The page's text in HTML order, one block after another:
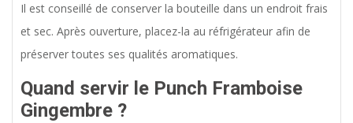
Il est conseillé de conserver la bouteille dans un endroit frais
et sec. Après ouverture, placez-la au réfrigérateur afin de
préserver toutes ses qualités aromatiques.
Quand servir le Punch Framboise
Gingembre ?